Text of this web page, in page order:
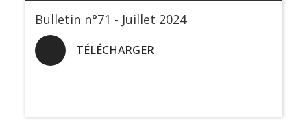
Bulletin n°71 - Juillet 2024
TÉLÉCHARGER